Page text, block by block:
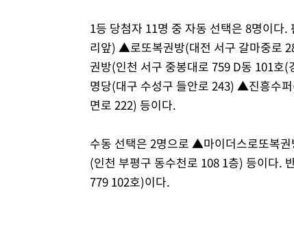
1등 당첨자 11명 중 자동 선택은 8명이
리앞) ▲로또복권방(대전 서구 갈마중로
권방(인천 서구 중봉대로 759 D동 101
명당(대구 수성구 들안로 243) ▲진흥수
면로 222) 등이다.
수동 선택은 2명으로 ▲마이더스로또복
(인천 부평구 동수천로 108 1층) 등이다.
779 102호)이다.